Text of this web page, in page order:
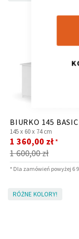
BIURKO 145 BASIC
145 x 60 x 74 cm
1 600,00 zł
Cena
promocyjna
1 360,00 zł *
* Dla zamówień powyżej 6
RÓŻNE KOLORY!
Toaletka